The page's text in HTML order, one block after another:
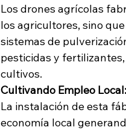
Los drones agrícolas
los agricultores, sino
sistemas de
pesticidas y
cultivos.
Cultivando Empleo
La instalación de esta
economía local